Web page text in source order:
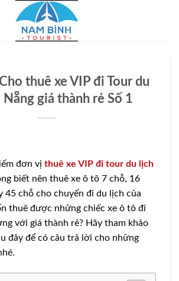
thuê xe VIP đi Tour du
Nẵng giá thành rẻ Số 1
đơn vị thuê xe VIP đi tour du lịch
biết nên thuê xe ô tô 7 chỗ, 16
45 chỗ cho chuyến đi du lịch của
thuê được những chiếc xe ô tô đi
với giá thành rẻ? Hãy tham khảo
đây để có câu trả lời cho những